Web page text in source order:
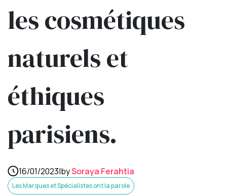
les cosmétiques
naturels et
éthiques
parisiens.
16/01/2023|bySoraya Ferahtia
Les Marques et Spécialistes ont la parole